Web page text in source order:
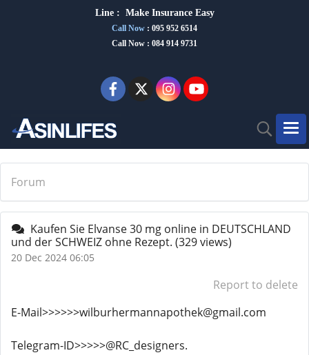
Line : Make Insurance Easy
Call Now : 095 952 6514
Call Now : 084 914 9731
Forum
Kaufen Sie Elvanse 30 mg online in DEUTSCHLAND
und der SCHWEIZ ohne Rezept. (329 views)
20 Dec 2024 06:05
Report to delete
E-Mail>>>>>>wilburhermannapothek@gmail.com
Telegram-ID>>>>>@RC_designers.